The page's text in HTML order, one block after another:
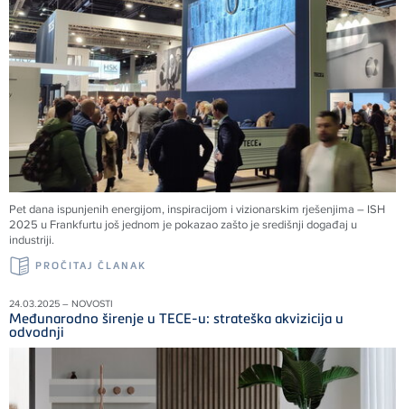
Pet dana ispunjenih energijom, inspiracijom i vizionarskim rješenjima – ISH
2025 u Frankfurtu još jednom je pokazao zašto je središnji događaj u
industriji.
PROČITAJ ČLANAK
24.03.2025 – NOVOSTI
Međunarodno širenje u TECE-u: strateška akvizicija u
odvodnji